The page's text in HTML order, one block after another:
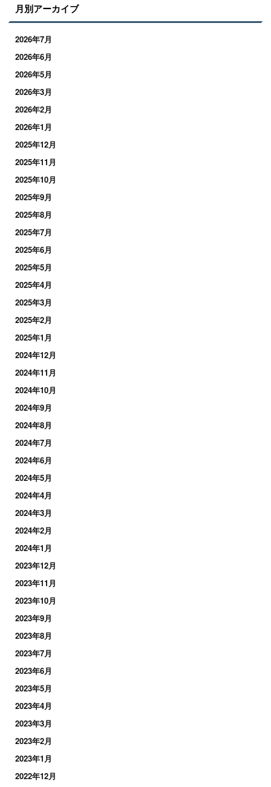
月別アーカイブ
2026年7月
2026年6月
2026年5月
2026年3月
2026年2月
2026年1月
2025年12月
2025年11月
2025年10月
2025年9月
2025年8月
2025年7月
2025年6月
2025年5月
2025年4月
2025年3月
2025年2月
2025年1月
2024年12月
2024年11月
2024年10月
2024年9月
2024年8月
2024年7月
2024年6月
2024年5月
2024年4月
2024年3月
2024年2月
2024年1月
2023年12月
2023年11月
2023年10月
2023年9月
2023年8月
2023年7月
2023年6月
2023年5月
2023年4月
2023年3月
2023年2月
2023年1月
2022年12月